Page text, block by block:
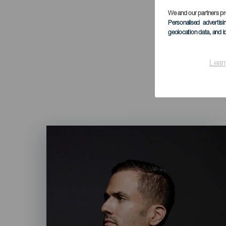
We and our partners
Personalised
geolocation data, and